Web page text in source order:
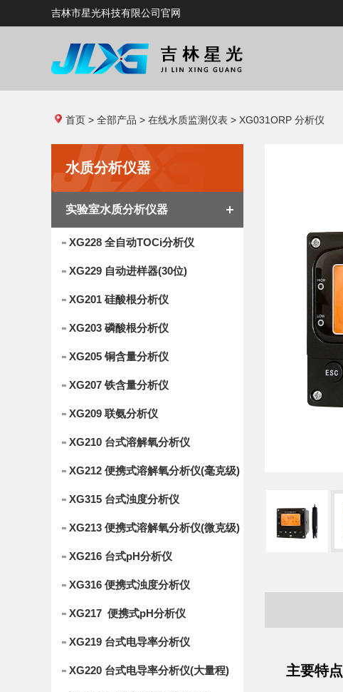
吉林市星光科技有限公司官网
首页 > 全部产品 > 在线水质监测仪表 > XG031ORP 分析仪
主要特点
水质分析仪器
实验室水质分析仪器
XG228 全自动TOCi分析仪
XG229 自动进样器(30位)
XG201 硅酸根分析仪
XG203 磷酸根分析仪
XG205 铜含量分析仪
XG207 铁含量分析仪
XG209 联氨分析仪
XG210 台式溶解氧分析仪
XG212 便携式溶解氧分析仪(毫克级)
XG315 台式浊度分析仪
XG213 便携式溶解氧分析仪(微克级)
XG216 台式pH分析仪
XG316 便携式浊度分析仪
XG217 便携式pH分析仪
XG219 台式电导率分析仪
XG220 台式电导率分析仪(大量程)